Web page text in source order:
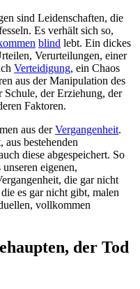
sind Leidenschaften, die
Es verhält sich so,
blind lebt. Ein dickes
Verurteilungen, einer
Verteidigung, ein Chaos
aus der Manipulation des
Schule, der Erziehung, der
Faktoren.
aus derVergangenheit.
bestehenden
diese abgespeichert. So
eigenen,
die gar nicht
es gar nicht gibt, malen
vollkommen
der Tod